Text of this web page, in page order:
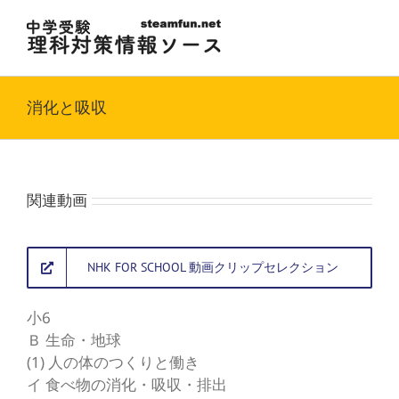
content
消化と吸収
関連動画
NHK FOR SCHOOL 動画クリップセレクション
小6
Ｂ 生命・地球
(1) 人の体のつくりと働き
イ 食べ物の消化・吸収・排出